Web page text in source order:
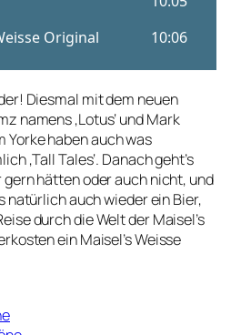
Diesmal mit dem neuen
namens ‚Lotus‘ und Mark
Yorke haben auch was
‚Tall Tales‘. Danach geht’s
gern hätten oder auch nicht, und
natürlich auch wieder ein Bier,
durch die Welt der Maisel’s
ein Maisel’s Weisse